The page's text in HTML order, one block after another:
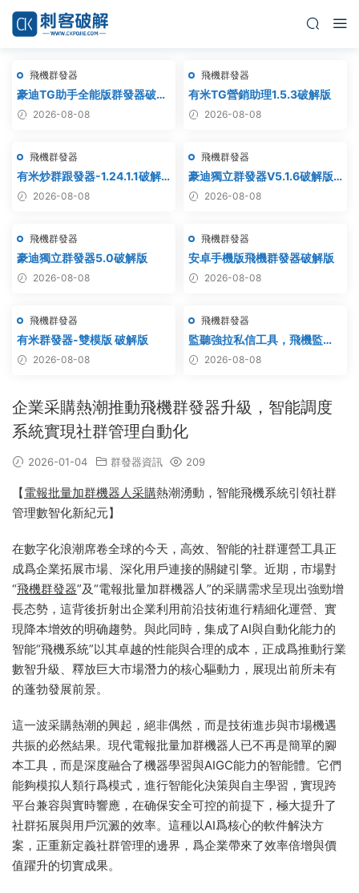
飛機群發器
豪迪TG助手全能版群發器破解
版 2026-08-08
飛機群發器
有米TG營銷助理1.5.3破解版
2026-08-08
飛機群發器
有米炒群跟發器-1.24.1.1破解
版 2026-08-08
飛機群發器
豪迪獨立群發器V5.1.6破解版 –
飛機群發器,TG群發器,群發器
群發,協議軟件
2026-08-08
飛機群發器
豪迪獨立群發器5.0破解版
2026-08-08
飛機群發器
安卓手機版飛機群發器破解版
2026-08-08
飛機群發器
有米群發器-雙模版 破解版
2026-08-08
飛機群發器
監聽強拉私信工具，飛機監
聽，飛機監聽強拉，飛機監聽
2026-08-08
企業采購熱潮推動飛機群發器升級，智能調度
系統實現社群管理自動化
2026-01-04 群發器資訊 209
【電報批量加群機器人采購熱潮湧動，智能飛機系統引領社群
管理數智化新紀元】
在數字化浪潮席卷全球的今天，高效、智能的社群運營工具正
成爲企業拓展市場、深化用戶連接的關鍵引擎。近期，市場對
“飛機群發器”及“電報批量加群機器人”的采購需求呈現出強勁增
長态勢，這背後折射出企業利用前沿技術進行精細化運營、實
現降本增效的明确趨勢。與此同時，集成了AI與自動化能力的
智能“飛機系統”以其卓越的性能與合理的成本，正成爲推動行業
數智升級、釋放巨大市場潛力的核心驅動力，展現出前所未有
的蓬勃發展前景。
這一波采購熱潮的興起，絕非偶然，而是技術進步與市場機遇
共振的必然結果。現代電報批量加群機器人已不再是簡單的腳
本工具，而是深度融合了機器學習與AIGC能力的智能體。它們
能夠模拟人類行爲模式，進行智能化決策與自主學習，實現跨
平台兼容與實時響應，在确保安全可控的前提下，極大提升了
社群拓展與用戶沉澱的效率。這種以AI爲核心的軟件解決方
案，正重新定義社群管理的邊界，爲企業帶來了效率倍增與價
值躍升的切實成果。